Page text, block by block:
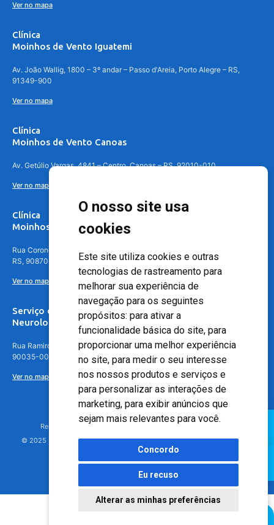
O nosso site usa
cookies
Este site utiliza cookies e outras
tecnologias de rastreamento para
melhorar sua experiência de
navegação para os seguintes
propósitos: para ativar a
funcionalidade básica do site, para
proporcionar uma melhor experiência
no site, para medir o seu interesse
nos nossos produtos e serviços e
para personalizar as interações de
marketing, para exibir anúncios que
sejam mais relevantes para você.
Concordo
Eu recuso
Alterar as minhas preferências
Ver no mapa
Clínica
Moinhos de Vento Iguatemi
Av. João Wallig, 1800 – 3º andar – Passo d'Areia, Porto Alegre – RS,
91349-900
Ver no mapa
Clínica
Moinhos de Vento Canoas
Av. Getúlio Vargas, 4841 – Centro, Canoas – RS, 92010-010
Ver no mapa
Clínica
Moinhos de Vento - Teresópolis
Rua Coronel Aparício Borges, 250 - 3º andar - Teresópolis, Porto Alegre -
RS, 90870-016
Ver no mapa
Serviço de
Neurologia
Rua Ramiro Barcelos, 630 – 5º andar – Floresta, Porto Alegre – RS,
90035-001
Ver no mapa
Responsável Técnico: Dr. Luiz Antonio Nasi - CREMERS 11217
© 2025 - Hospital Moinhos de Vento - Registro Empresa (CRM-RS): 425